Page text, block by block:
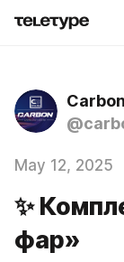
May 12, 2025
✨
фар»